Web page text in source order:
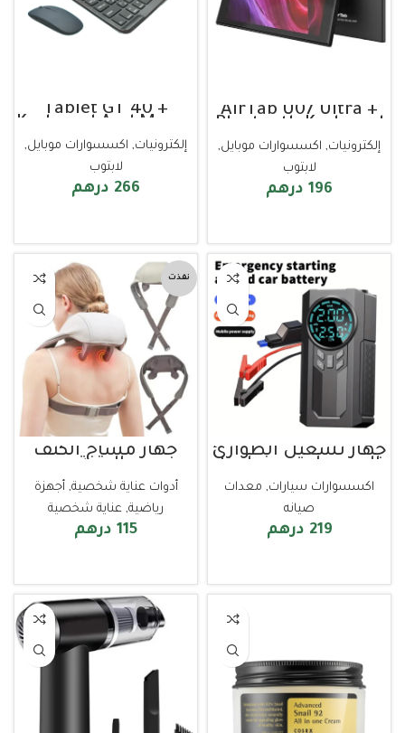
AirTab U07 Ultra +
Bluetooth Keyboard
إلكترونيات, اكسسوارات موبايل,
لابتوب
196 درهم
Tablet GT 40 +
Keyboard And Mouse
إلكترونيات, اكسسوارات موبايل,
لابتوب
266 درهم
جهاز تشغيل الطوارئ
المحمول مع ضاغط
هواء وبطارية
للسيارات والشاحنات
اكسسوارات سيارات, معدات
صيانه
219 درهم
نفذت
جهاز مساج الكتف
والرقبة
أدوات عناية شخصية, أجهزة
رياضية, عناية شخصية
115 درهم